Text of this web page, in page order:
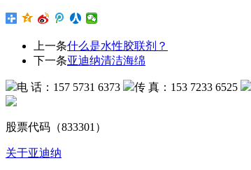
上一条什么是水性胶联剂？
下一条亚迪纳清洁海绵
电 话：157 5731 6373 传 真：153 7233 6525
股票代码（833301）
关于亚迪纳